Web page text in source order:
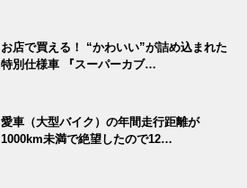
お店で買える！ “かわいい”が詰め込まれた
特別仕様車 『スーパーカブ…
愛車（大型バイク）の年間走行距離が
1000km未満で絶望したので12…